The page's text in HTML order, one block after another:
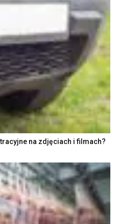
na zdjęciach i filmach?